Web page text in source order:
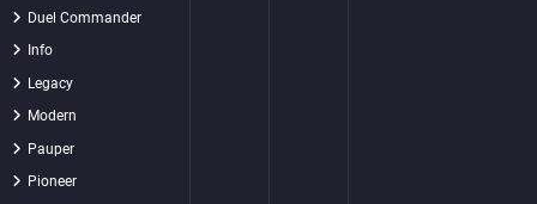
Duel Commander
Info
Legacy
Modern
Pauper
Pioneer